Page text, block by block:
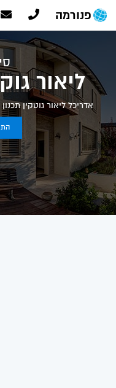
פנורמה
ליאור
אדריכל ליאור גוטקין תכנון ועיצוב 2 בניית צמודים עד